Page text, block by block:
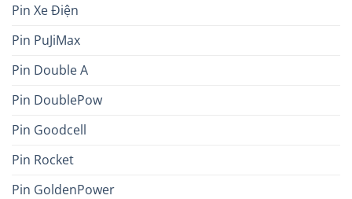
Pin Xe Điện
Pin PuJiMax
Pin Double A
Pin DoublePow
Pin Goodcell
Pin Rocket
Pin GoldenPower